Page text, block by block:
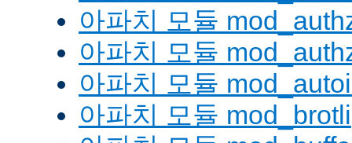
아파치 모듈
아파치 모듈
아파치 모듈
아파치 모듈 mod_brotli